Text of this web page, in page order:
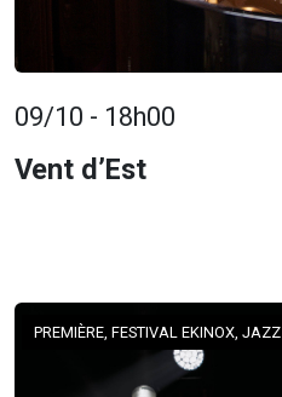
09/10 - 18h00
Vent d’Est
PREMIÈRE, FESTIVAL EKINOX, JAZZ